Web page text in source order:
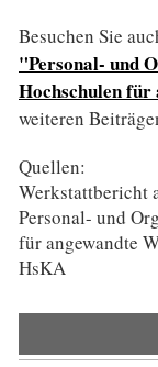
Besuchen Sie
"Personal- und
Hochschulen für
weiteren
Quellen:
Werkstattbericht
Personal- und
für angewandte
HsKA